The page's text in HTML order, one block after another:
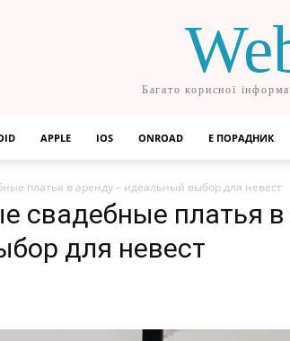
Багато корисної
APPLE IOS ONROAD Е ПОРАДНИК
платья в аренду – идеальный выбор для невест
свадебные платья в
для невест